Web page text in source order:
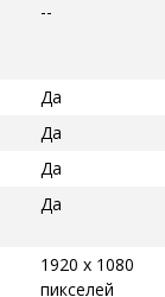
--
Да
Да
Да
Да
1920 x 1080
пикселей